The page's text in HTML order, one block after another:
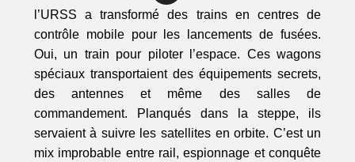
l’URSS a transformé des trains en centres de
contrôle mobile pour les lancements de fusées.
Oui, un train pour piloter l’espace. Ces wagons
spéciaux transportaient des équipements secrets,
des antennes et même des salles de
commandement. Planqués dans la steppe, ils
servaient à suivre les satellites en orbite. C’est un
mix improbable entre rail, espionnage et conquête